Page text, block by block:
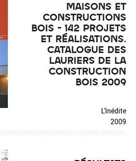
MAISONS ET
CONSTRUCTIONS
BOIS - 142 PROJETS
ET RÉALISATIONS.
CATALOGUE DES
LAURIERS DE LA
CONSTRUCTION
BOIS 2009
L'Inédite
2009